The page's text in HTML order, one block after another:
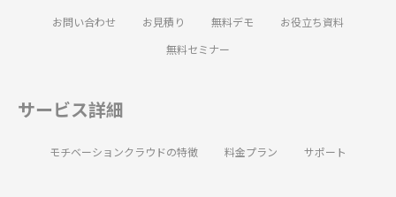
お問い合わせ お見積り 無料デモ
お役立ち資料
無料セミナー
サービス詳細
モチベーションクラウドの特徴 料金プラン サポート